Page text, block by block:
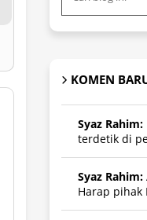
KOMEN
Syaz Rahim:
terdetik di
Syaz Rahim:
Harap pihak